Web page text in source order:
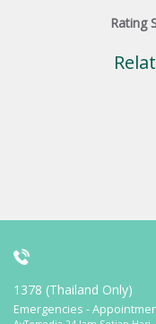
Rating
1378 (Thailand Only)
Emergencies -